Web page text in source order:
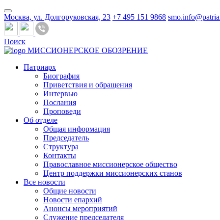
Москва, ул. Долгоруковская, 23 +7 495 151 9868
Поиск
МИССИОНЕРСКОЕ ОБОЗРЕНИЕ
Патриарх
Биография
Приветствия и обращения
Интервью
Послания
Проповеди
Об отделе
Общая информация
Председатель
Структура
Контакты
Православное миссионерское общество
Центр поддержки миссионерских станов
Все новости
Общие новости
Новости епархий
Анонсы мероприятий
Служение председателя